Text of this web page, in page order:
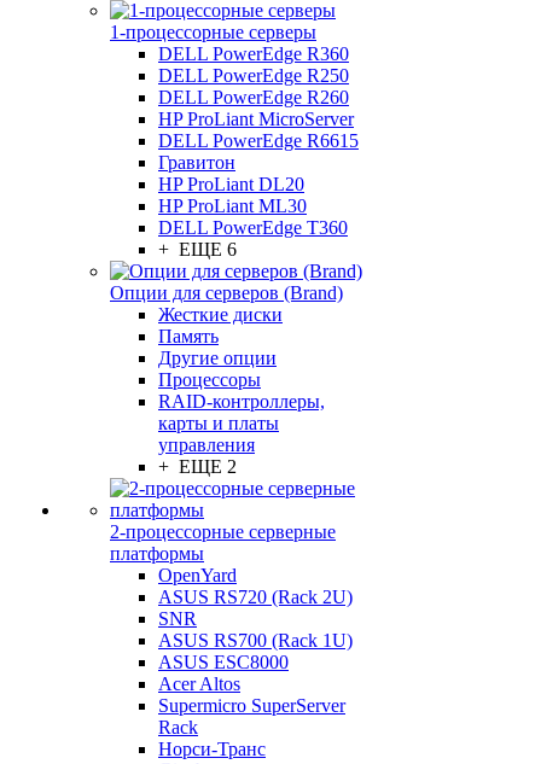
1-процессорные серверы
DELL PowerEdge R360
DELL PowerEdge R250
DELL PowerEdge R260
HP ProLiant MicroServer
DELL PowerEdge R6615
Гравитон
HP ProLiant DL20
HP ProLiant ML30
DELL PowerEdge T360
+ ЕЩЕ 6
Опции для серверов (Brand)
Жесткие диски
Память
Другие опции
Процессоры
RAID-контроллеры,
карты и платы
управления
+ ЕЩЕ 2
2-процессорные серверные
платформы
OpenYard
ASUS RS720 (Rack 2U)
SNR
ASUS RS700 (Rack 1U)
ASUS ESC8000
Acer Altos
Supermicro SuperServer
Rack
Норси-Транс